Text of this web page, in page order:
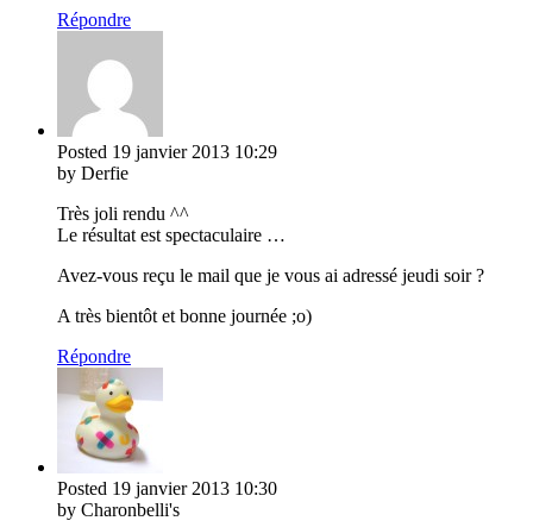
Répondre
Posted 19 janvier 2013 10:29
by Derfie
Très joli rendu ^^
Le résultat est spectaculaire …
Avez-vous reçu le mail que je vous ai adressé jeudi soir ?
A très bientôt et bonne journée ;o)
Répondre
Posted 19 janvier 2013 10:30
by Charonbelli's